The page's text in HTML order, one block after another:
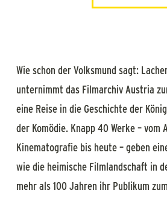
Wie schon der Volksmund sagt:
unternimmt das Filmarchiv Austria
eine Reise in die Geschichte der
der Komödie. Knapp 40 Werke – vom
Kinematografie bis heute – geben
wie die heimische Filmlandschaft in
mehr als 100 Jahren ihr Publikum